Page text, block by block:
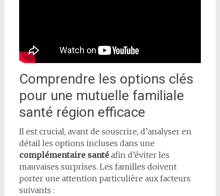
Comprendre les options clés
pour une mutuelle familiale
santé région efficace
Il est crucial, avant de souscrire, d’analyser en
détail les options incluses dans une
complémentaire santéafin d’éviter les
mauvaises surprises. Les familles doivent
porter une attention particulière aux facteurs
suivants :